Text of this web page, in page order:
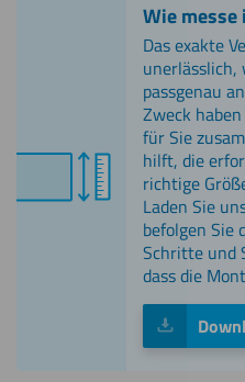
Wie
Das exakte
unerlässlich,
passgenau
Zweck
für Sie
hilft, die
richtige
Laden Sie
befolgen Sie
Schritte und
dass die